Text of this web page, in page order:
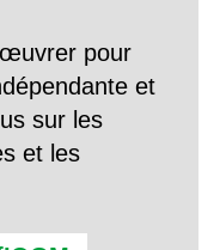
œuvrer pour
et
sur les
et les